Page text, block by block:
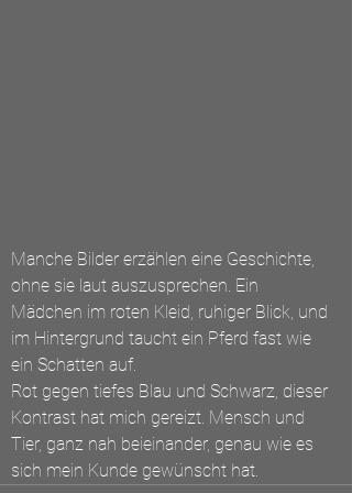
Manche Bilder erzählen eine Geschichte,
ohne sie laut auszusprechen. Ein
Mädchen im roten Kleid, ruhiger Blick, und
im Hintergrund taucht ein Pferd fast wie
ein Schatten auf.
Rot gegen tiefes Blau und Schwarz, dieser
Kontrast hat mich gereizt. Mensch und
Tier, ganz nah beieinander, genau wie es
sich mein Kunde gewünscht hat.